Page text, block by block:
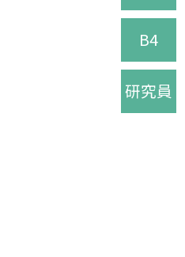
B4
研究員